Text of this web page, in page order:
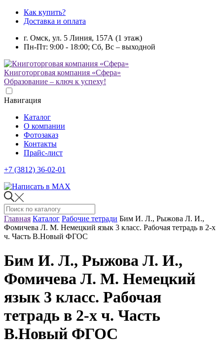
Как купить?
Доставка и оплата
г. Омск, ул. 5 Линия, 157А (1 этаж)
Пн-Пт: 9:00 - 18:00; Сб, Вс – выходной
Книготорговая компания «Сфера»
Образование – ключ к успеху!
Навигация
Каталог
О компании
Фотозаказ
Контакты
Прайс-лист
+7 (3812) 36-02-01
Главная Каталог Рабочие тетради Бим И. Л., Рыжова Л. И.,
Фомичева Л. М. Немецкий язык 3 класс. Рабочая тетрадь в 2-х
ч. Часть В.Новый ФГОС
Бим И. Л., Рыжова Л. И.,
Фомичева Л. М. Немецкий
язык 3 класс. Рабочая
тетрадь в 2-х ч. Часть
В.Новый ФГОС